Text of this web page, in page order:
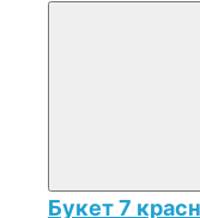
Букет 7